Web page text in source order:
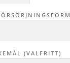
(VALFRITT)